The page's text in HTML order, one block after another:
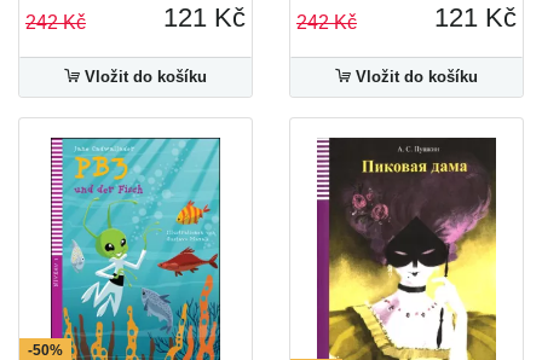
242 Kč 121 Kč
Vložit do košíku
242 Kč 121 Kč
Vložit do košíku
-50%